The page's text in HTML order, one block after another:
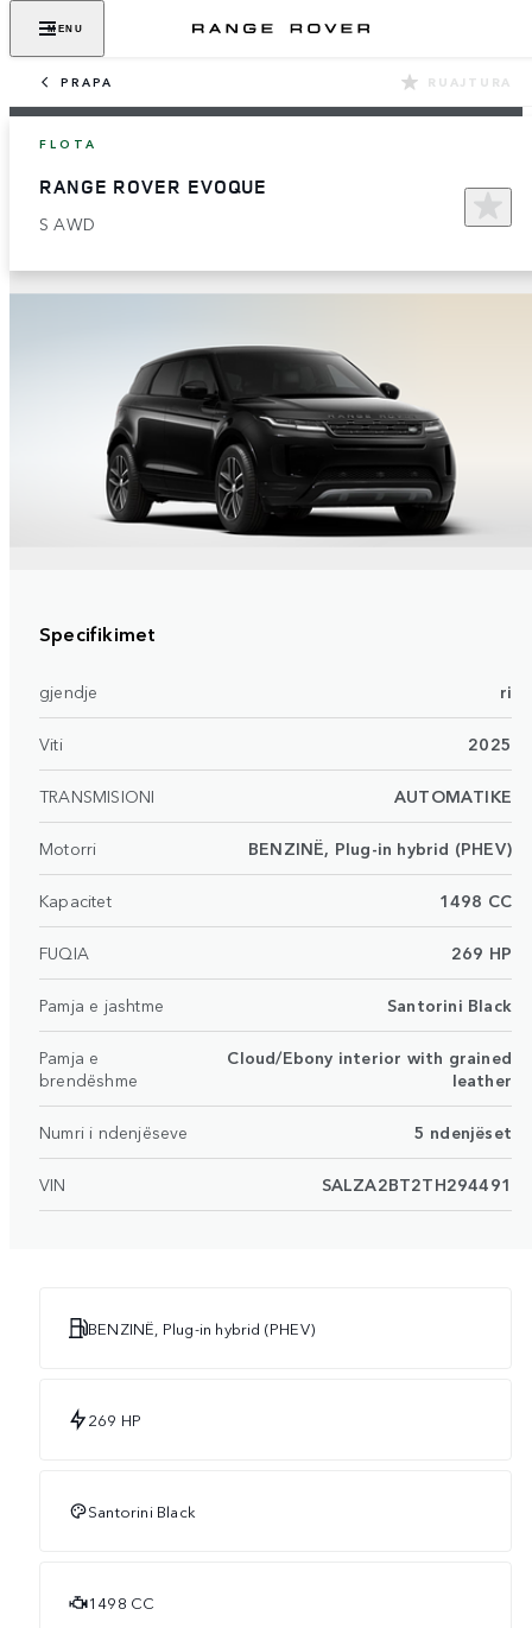
MENU
PRAPA RUAJTURA
FLOTA
RANGE ROVER EVOQUE
S AWD
Specifikimet
gjendje ri
Viti 2025
TRANSMISIONI AUTOMATIKE
Motorri BENZINË, Plug-in hybrid (PHEV)
Kapacitet 1498 CC
FUQIA 269 HP
Pamja e jashtme Santorini Black
Pamja e
brendëshme
Cloud/Ebony interior with grained
leather
Numri i ndenjëseve 5 ndenjëset
VIN SALZA2BT2TH294491
BENZINË, Plug-in hybrid (PHEV)
269 HP
Santorini Black
1498 CC